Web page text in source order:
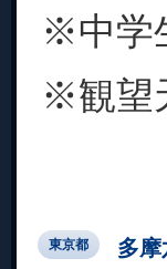
※中学
※観望
東京都 多